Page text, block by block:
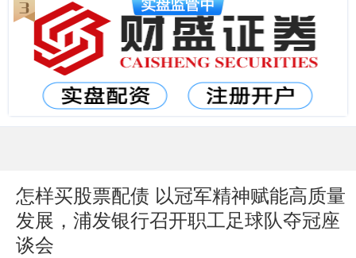
怎样买股票配债 以冠军精神赋能高质量
发展，浦发银行召开职工足球队夺冠座
谈会